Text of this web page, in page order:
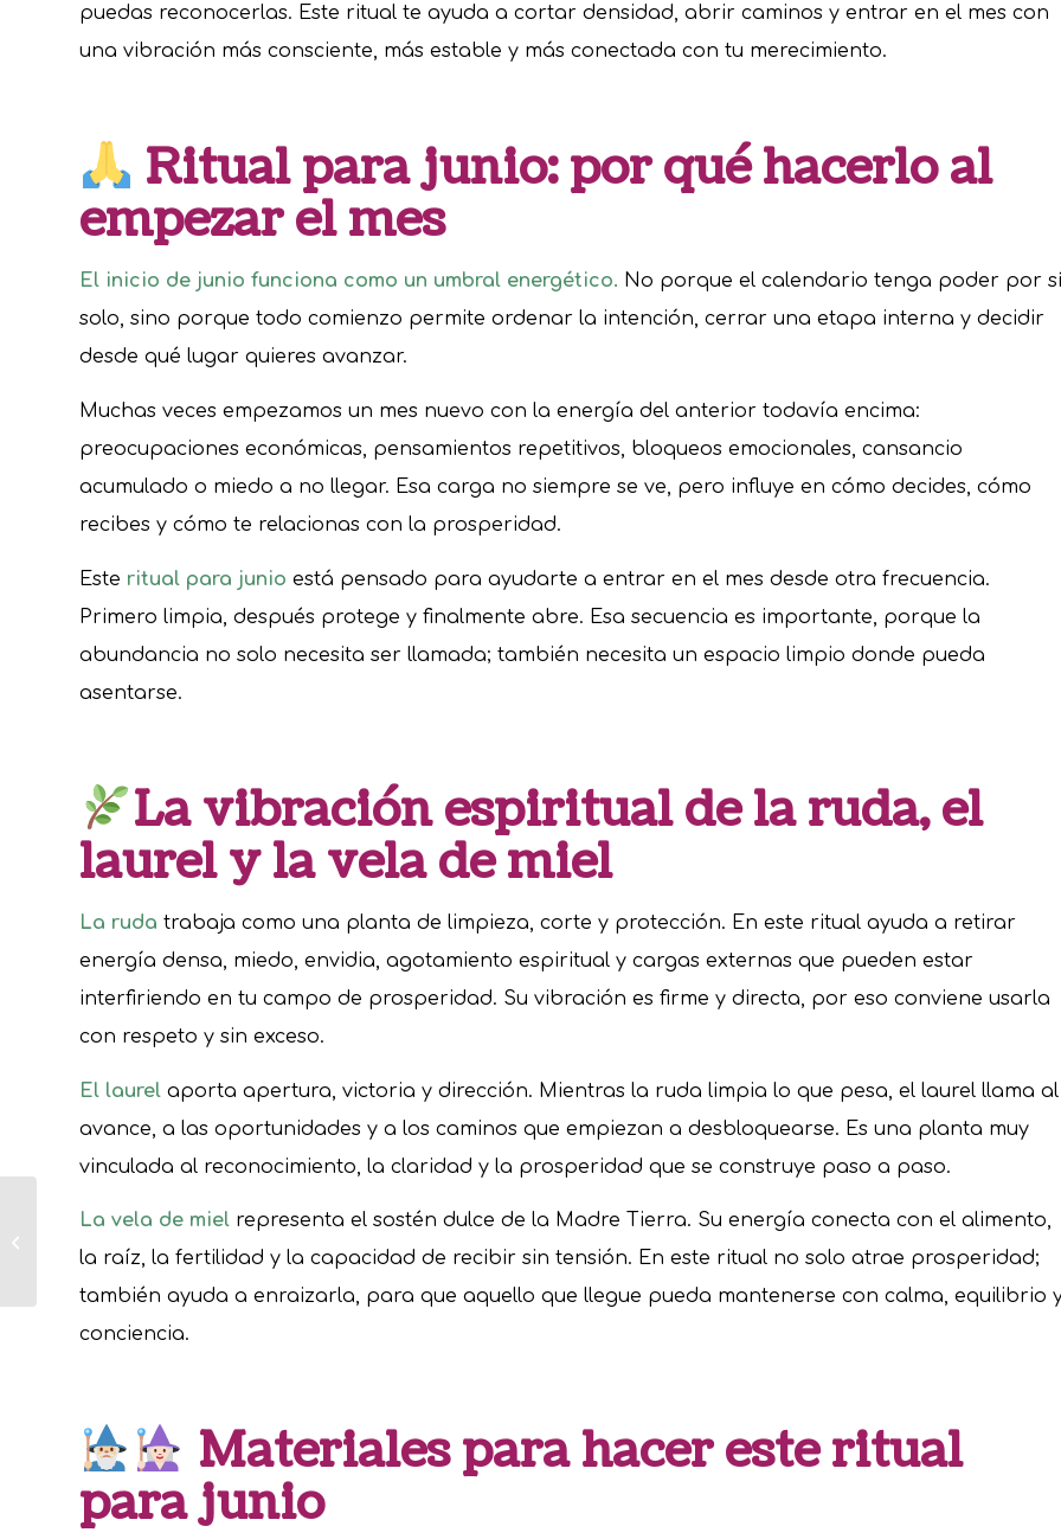
puedas reconocerlas. Este ritual te ayuda a cortar densidad, abrir caminos y entrar en el mes con
una vibración más consciente, más estable y más conectada con tu merecimiento.
Ritual para junio: por qué hacerlo al
empezar el mes
El inicio de junio funciona como un umbral energético. No porque el calendario tenga poder por
solo, sino porque todo comienzo permite ordenar la intención, cerrar una etapa interna y decidir
desde qué lugar quieres avanzar.
Muchas veces empezamos un mes nuevo con la energía del anterior todavía encima:
preocupaciones económicas, pensamientos repetitivos, bloqueos emocionales, cansancio
acumulado o miedo a no llegar. Esa carga no siempre se ve, pero influye en cómo decides, cómo
recibes y cómo te relacionas con la prosperidad.
Este ritual para junio está pensado para ayudarte a entrar en el mes desde otra frecuencia.
Primero limpia, después protege y finalmente abre. Esa secuencia es importante, porque la
abundancia no solo necesita ser llamada; también necesita un espacio limpio donde pueda
asentarse.
La vibración espiritual de la ruda, el
laurel y la vela de miel
La ruda trabaja como una planta de limpieza, corte y protección. En este ritual ayuda a retirar
energía densa, miedo, envidia, agotamiento espiritual y cargas externas que pueden estar
interfiriendo en tu campo de prosperidad. Su vibración es firme y directa, por eso conviene usarla
con respeto y sin exceso.
El laurel aporta apertura, victoria y dirección. Mientras la ruda limpia lo que pesa, el laurel llama al
avance, a las oportunidades y a los caminos que empiezan a desbloquearse. Es una planta muy
vinculada al reconocimiento, la claridad y la prosperidad que se construye paso a paso.
La vela de miel representa el sostén dulce de la Madre Tierra. Su energía conecta con el alimento,
la raíz, la fertilidad y la capacidad de recibir sin tensión. En este ritual no solo atrae prosperidad;
también ayuda a enraizarla, para que aquello que llegue pueda mantenerse con calma, equilibrio
conciencia.
Materiales para hacer este ritual
para junio
Signos del Zodíaco:
Guía práctica para